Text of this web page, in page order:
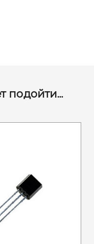
подойти...